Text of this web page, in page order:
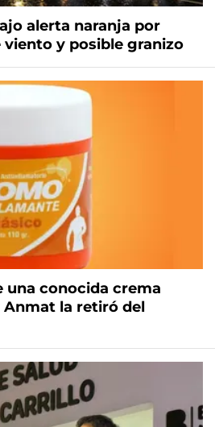
alerta naranja por
viento y posible granizo
una conocida crema
la retiró del